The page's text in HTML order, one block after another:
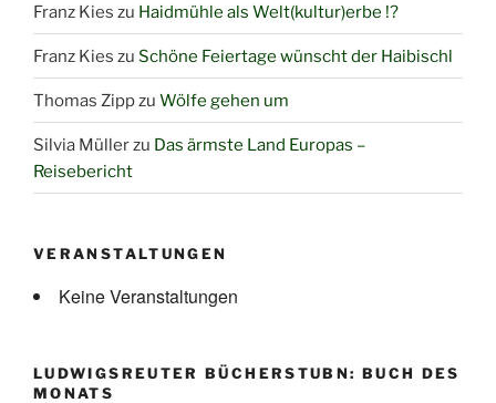
Franz Kies zu Haidmühle als Welt(kultur)erbe !?
Franz Kies zu Schöne Feiertage wünscht der Haibischl
Thomas Zippzu Wölfe gehen um
Silvia Müllerzu Das ärmste Land Europas –
Reisebericht
VERANSTALTUNGEN
Keine Veranstaltungen
LUDWIGSREUTER BÜCHERSTUBN: BUCH DES
MONATS